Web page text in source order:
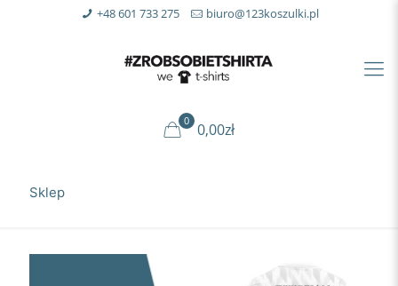
+48 601 733 275 biuro@123koszulki.pl
0 0,00zł
Sklep